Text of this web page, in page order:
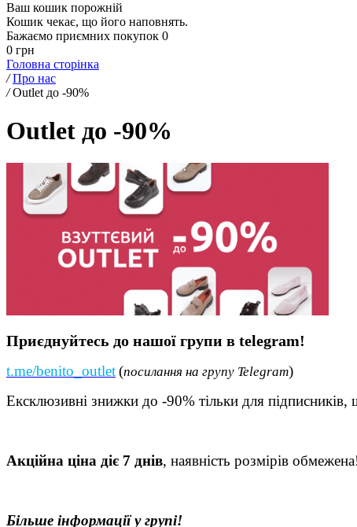
Ваш кошик порожній
Кошик чекає, що його наповнять.
Бажаємо приємних покупок 0
0 грн
Головна сторінка
/ Про нас
/ Outlet до -90%
Outlet до -90%
Приєднуйтесь до нашої групи в telegram!
t.me/benito_outlet(посилання на групу Telegram)
Ексклюзивні знижки до -90% тільки для
Акційна ціна діє 7 днів, наявність розмірів
Більше інформації у групі!